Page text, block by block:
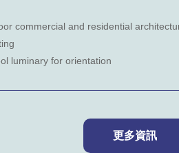
commercial and residential
luminary for orientation